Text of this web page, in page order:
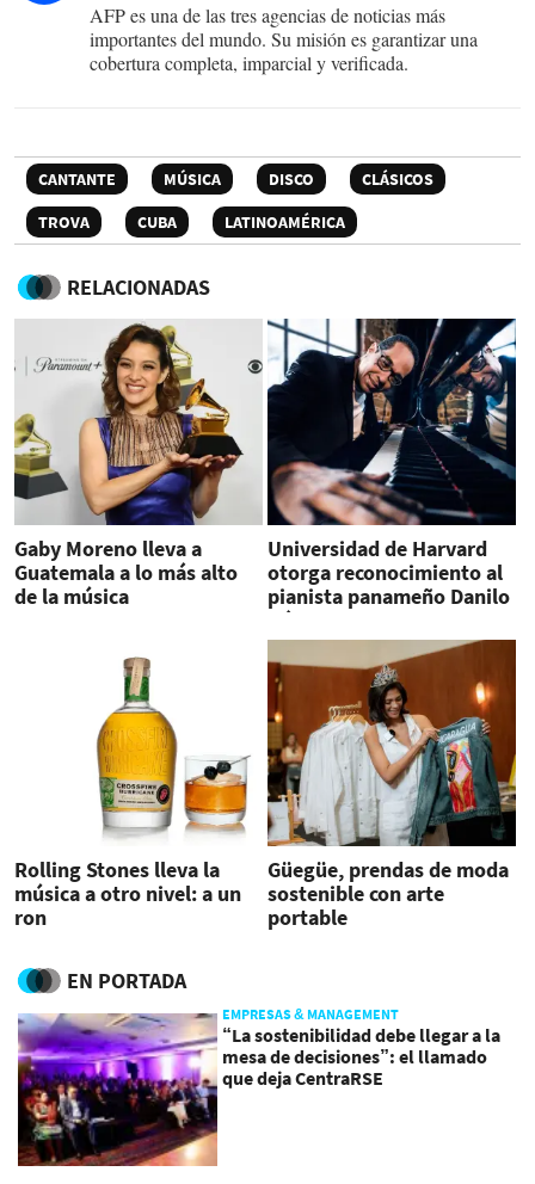
AFP es una de las tres agencias de noticias más
importantes del mundo. Su misión es garantizar una
cobertura completa, imparcial y verificada.
CANTANTE MÚSICA DISCO
CLÁSICOS
TROVA
CUBA LATINOAMÉRICA
RELACIONADAS
Gaby Moreno lleva a
Guatemala a lo más alto
de la música
Universidad de Harvard
otorga reconocimiento al
pianista panameño Danilo
Pérez
Rolling Stones lleva la
música a otro nivel: a un
ron
Güegüe, prendas de moda
sostenible con arte
portable
EN PORTADA
EMPRESAS & MANAGEMENT
“La sostenibilidad debe llegar a la
mesa de decisiones”: el llamado
que deja CentraRSE